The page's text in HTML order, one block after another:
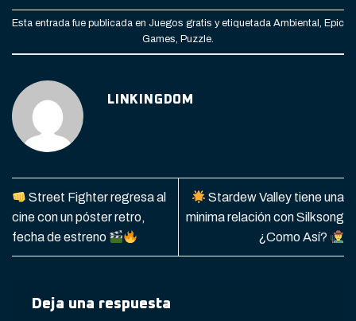
Esta entrada fue publicada en Juegos gratis y etiquetada Ambiental , Epic
Games, Puzzle.
LINKINGDOM
Street Fighter regresa al
cine con un póster retro,
fecha de estreno
Stardew Valley tiene una
minima relación con Silksong
¿Como Así?
Deja una respuesta